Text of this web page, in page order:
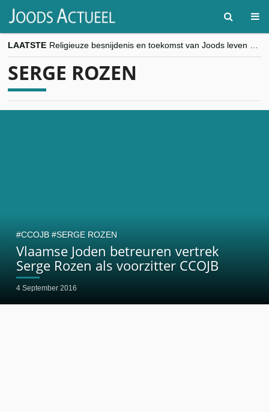
LAATSTE
“Besnijdenisdebat toont hoe moeilijk seculiere Westen minderheden begrijpt”, Jinnih Beels (Vooruit)
SERGE ROZEN
Vlaamse Joden betreuren vertrek
Serge Rozen als voorzitter CCOJB
4 September 2016
CCOJB SERGE ROZEN